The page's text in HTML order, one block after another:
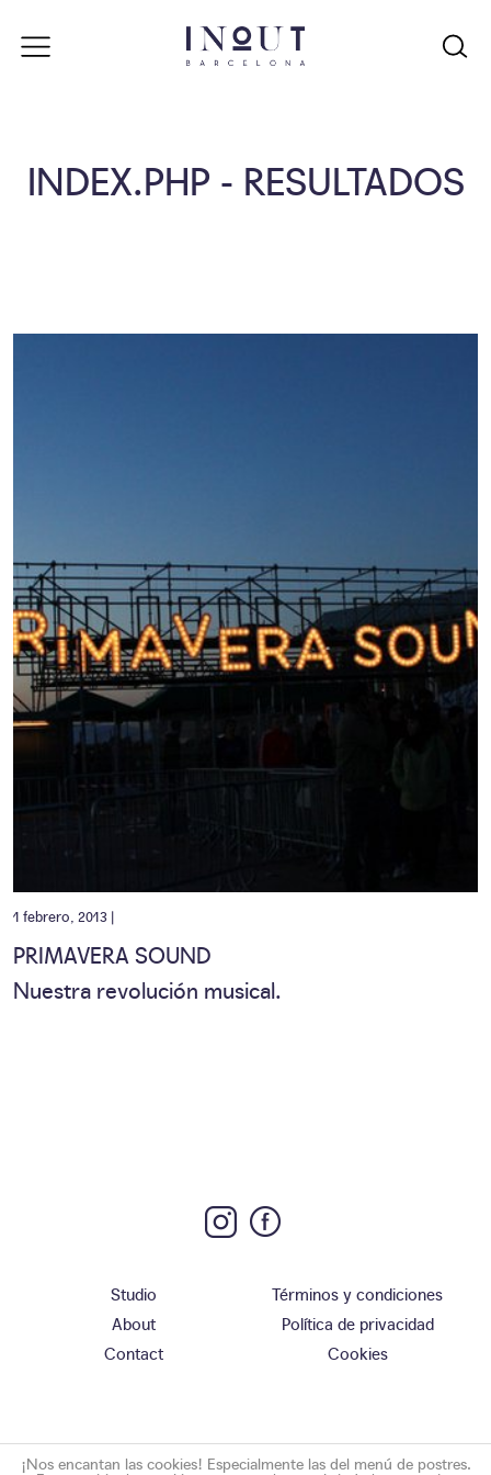
INDEX.PHP - RESULTADOS
1 febrero, 2013 |
PRIMAVERA SOUND
Nuestra revolución musical.
Studio
About
Contact
Términos y condiciones
Política de privacidad
Cookies
¡Nos encantan las cookies! Especialmente las del menú de postres.